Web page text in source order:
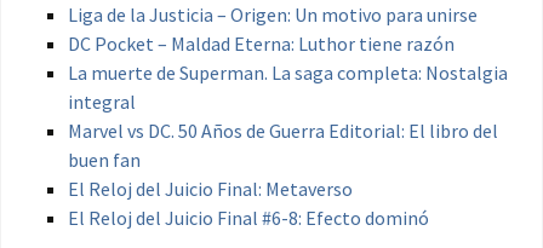
Liga de la Justicia – Origen: Un motivo para unirse
DC Pocket – Maldad Eterna: Luthor tiene razón
La muerte de Superman. La saga completa: Nostalgia
integral
Marvel vs DC. 50 Años de Guerra Editorial: El libro del
buen fan
El Reloj del Juicio Final: Metaverso
El Reloj del Juicio Final #6-8: Efecto dominó